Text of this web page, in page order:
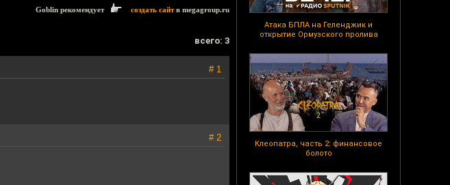
Атака БПЛА на Геленджик и
открытие Ормузского пролива
Клеопатра, часть 2: финансовое
болото
Goblin рекомендует создать сайтв megagroup.ru
всего: 3
# 1
# 2